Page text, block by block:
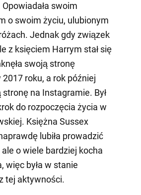
swoim
o swoim życiu, ulubionym
Jednak gdy związek
z księciem Harrym stał się
swoją stronę
roku, a rok później
stronę na Instagramie. Był
do rozpoczęcia życia w
Księżna Sussex
lubiła prowadzić
ale o wiele bardziej kocha
więc była w stanie
tej aktywności.